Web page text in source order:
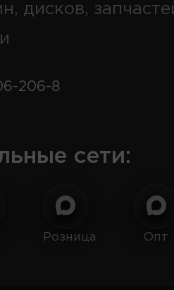
дисков,
206-8
сети:
Розница Опт